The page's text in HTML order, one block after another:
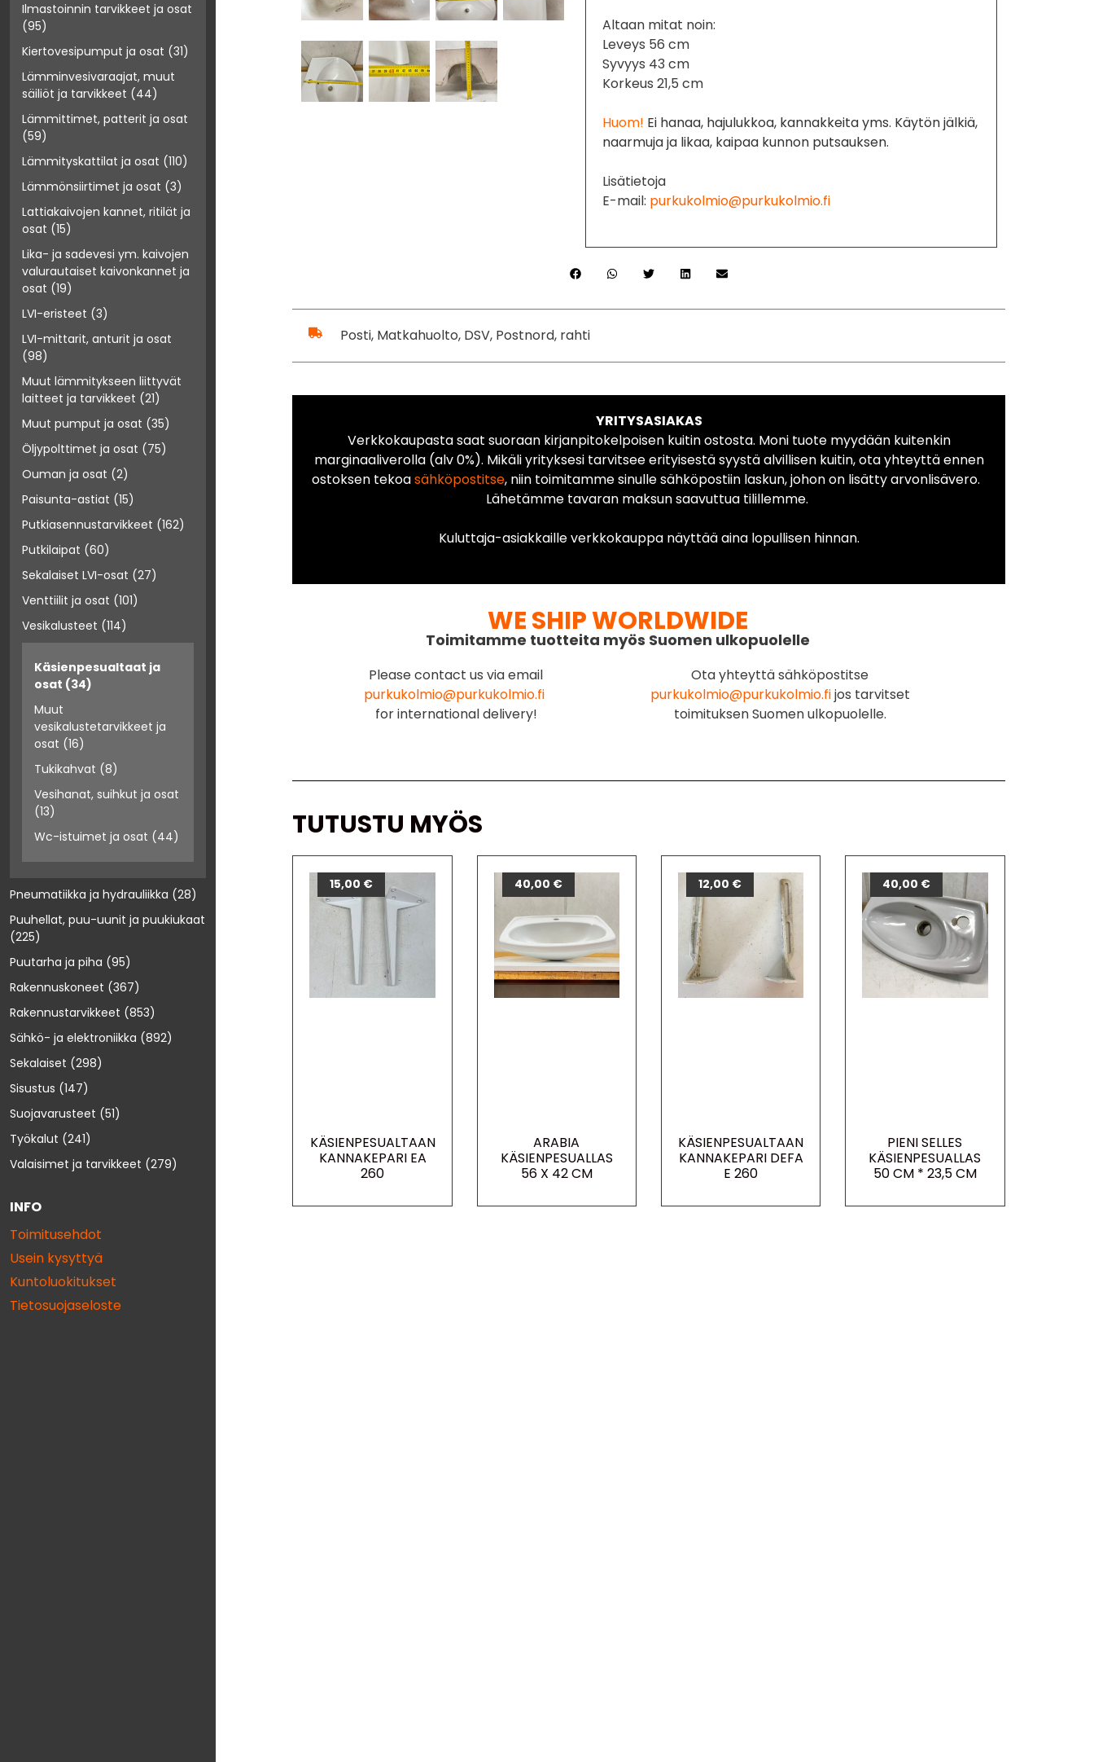
Ilmastoinnin tarvikkeet ja osat
(95)
Kiertovesipumput ja osat (31)
Lämminvesivaraajat, muut
säiliöt ja tarvikkeet (44)
Lämmittimet, patterit ja osat
(59)
Lämmityskattilat ja osat (110)
Lämmönsiirtimet ja osat (3)
Lattiakaivojen kannet, ritilät ja
osat (15)
Lika- ja sadevesi ym. kaivojen
valurautaiset kaivonkannet ja
osat (19)
LVI-eristeet (3)
LVI-mittarit, anturit ja osat
(98)
Muut lämmitykseen liittyvät
laitteet ja tarvikkeet (21)
Muut pumput ja osat (35)
Öljypolttimet ja osat (75)
Ouman ja osat (2)
Paisunta-astiat (15)
Putkiasennustarvikkeet (162)
Putkilaipat (60)
Sekalaiset LVI-osat (27)
Venttiilit ja osat (101)
Vesikalusteet (114)
Käsienpesualtaat ja
osat (34)
Muut
vesikalustetarvikkeet ja
osat (16)
Tukikahvat (8)
Vesihanat, suihkut ja osat
(13)
Wc-istuimet ja osat (44)
Pneumatiikka ja hydrauliikka (28)
Puuhellat, puu-uunit ja puukiukaat
(225)
Puutarha ja piha (95)
Rakennuskoneet (367)
Rakennustarvikkeet (853)
Sähkö- ja elektroniikka (892)
Sekalaiset (298)
Sisustus (147)
Suojavarusteet (51)
Työkalut (241)
Valaisimet ja tarvikkeet (279)
INFO
Toimitusehdot
Usein kysyttyä
Kuntoluokitukset
Tietosuojaseloste
Altaan mitat noin:
Leveys 56 cm
Syvyys 43 cm
Korkeus 21,5 cm
Huom! Ei hanaa, hajulukkoa, kannakkeita yms. Käytön jälkiä,
naarmuja ja likaa, kaipaa kunnon putsauksen.
Lisätietoja
E-mail: purkukolmio@purkukolmio.fi
Posti, Matkahuolto, DSV, Postnord, rahti
YRITYSASIAKAS
Verkkokaupasta saat suoraan kirjanpitokelpoisen kuitin ostosta. Moni tuote myydään kuitenkin
marginaaliverolla (alv 0%). Mikäli yrityksesi tarvitsee erityisestä syystä alvillisen kuitin, ota yhteyttä ennen
ostoksen tekoasähköpostitse, niin toimitamme sinulle sähköpostiin laskun, johon on lisätty arvonlisävero.
Lähetämme tavaran maksun saavuttua tilillemme.
Kuluttaja-asiakkaille verkkokauppa näyttää aina lopullisen hinnan.
WE SHIP WORLDWIDE
Toimitamme tuotteita myös Suomen ulkopuolelle
Please contact us via email
purkukolmio@purkukolmio.fi
for international delivery!
Ota yhteyttä sähköpostitse
purkukolmio@purkukolmio.fijos tarvitset
toimituksen Suomen ulkopuolelle.
TUTUSTU MYÖS
KÄSIENPESUALTAAN
KANNAKEPARI EA
260
15,00 €
ARABIA
KÄSIENPESUALLAS
56 X 42 CM
40,00 €
KÄSIENPESUALTAAN
KANNAKEPARI DEFA
E 260
12,00 €
PIENI SELLES
KÄSIENPESUALLAS
50 CM * 23,5 CM
40,00 €